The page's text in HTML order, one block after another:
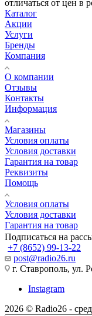
отличаться от цен в
Каталог
Акции
Услуги
Бренды
Компания
О компании
Отзывы
Контакты
Информация
Магазины
Условия оплаты
Условия доставки
Гарантия на товар
Реквизиты
Помощь
Условия оплаты
Условия доставки
Гарантия на товар
Подписаться на
+7 (8652) 99-13-22
post@radio26.ru
г. Ставрополь, ул.
Instagram
2026 © Radio26 -